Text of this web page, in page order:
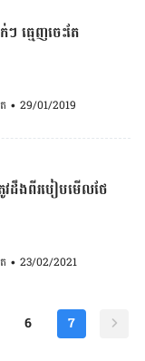
ធ្មេញចេះ​តែ
• 29/01/2019
វដឹងពី​របៀប​មើល​ថែ
• 23/02/2021
6 7